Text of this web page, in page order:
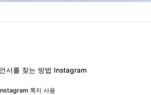
서를 찾는 방법 Instagram
쪽지 사용